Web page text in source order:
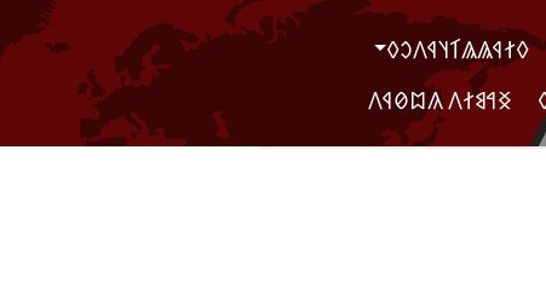
‮𐲓𐲐𐲁𐲖𐲖𐲑𐲦𐲁𐲤𐲛𐲓
‮ ‮𐲏𐲀𐲘𐲐𐲤 𐲍𐲪𐲗𐲁𐲤